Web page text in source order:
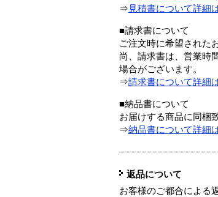
⇒ 見積書について詳細
■請求書について
ご注文時に希望された
尚、請求書は、営業時
場合がございます。
⇒請求書について詳細
■納品書について
お届けする商品に同梱
⇒納品書について詳細
返品について
お客様のご都合による